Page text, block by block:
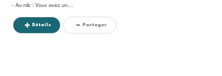
- Au rdc : Vous avez un...
Détails Partager